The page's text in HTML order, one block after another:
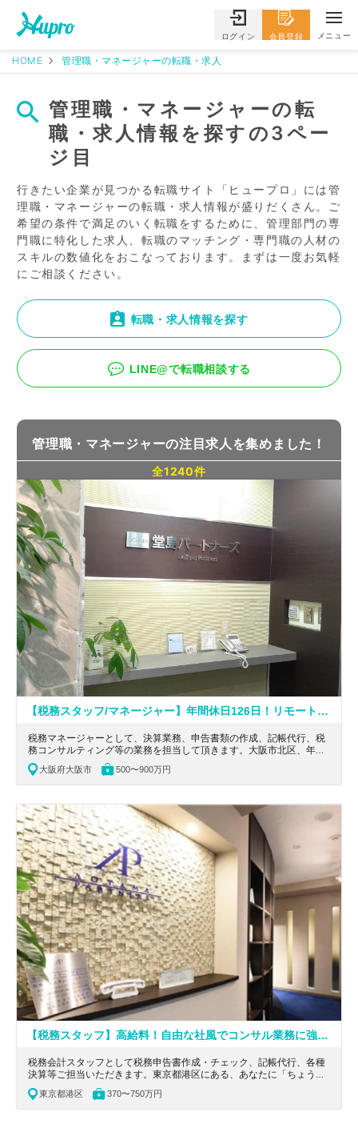
ログイン 会員登録 メニュー
HOME 管理職・マネージャーの転職・求人
管理職・マネージャーの転
職・求人情報を探すの3ペー
ジ目
行きたい企業が見つかる転職サイト「ヒュープロ」には管
理職・マネージャーの転職・求人情報が盛りだくさん。ご
希望の条件で満足のいく転職をするために、管理部門の専
門職に特化した求人、転職のマッチング・専門職の人材の
スキルの数値化をおこなっております。まずは一度お気軽
にご相談ください。
転職・求人情報を探す
LINE@で転職相談する
管理職・マネージャーの注目求人を集めました！
全1240件
【税務スタッフ/マネージャー】年間休日126日！リモートワーク可能！企業の参謀として選ばれ、愛されるパートナーを目指している税理士法人
税務マネージャーとして、決算業務、申告書類の作成、記帳代行、税
務コンサルティング等の業務を担当して頂きます。大阪市北区、年間
休日126日！リモートワーク可能！企業の参謀として選ばれ、愛され
るパートナーを目指している税理士法人の求人です。
大阪府大阪市 500〜900万円
【税務スタッフ】高給料！自由な社風でコンサル業務に強く、相続やIPO、MAなど幅広く経験できる税理士事務所
税務会計スタッフとして税務申告書作成・チェック、記帳代行、各種
決算等ご担当いただきます。東京都港区にある、あなたに「ちょうど
いい」そんな税理士法人で理想のキャリアアップを！小規模事務所と
大手法人の長所を兼ね備えた環境の税理士法人の求人です。
東京都港区 370〜750万円